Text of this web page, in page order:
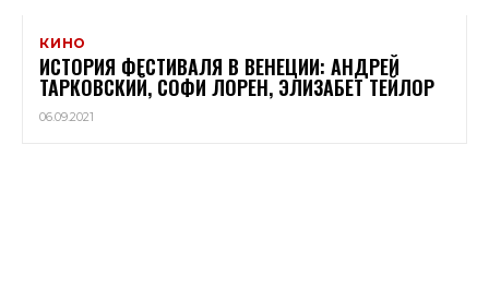
КИНО
ИСТОРИЯ ФЕСТИВАЛЯ В ВЕНЕЦИИ: АНДРЕЙ
ТАРКОВСКИЙ, СОФИ ЛОРЕН, ЭЛИЗАБЕТ ТЕЙЛОР
06.09.2021